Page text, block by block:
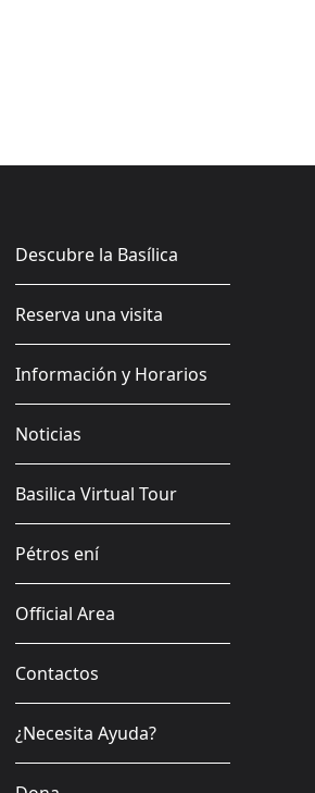
Descubre la Basílica
Reserva una visita
Información y Horarios
Noticias
Basilica Virtual Tour
Pétros ení
Official Area
Contactos
¿Necesita Ayuda?